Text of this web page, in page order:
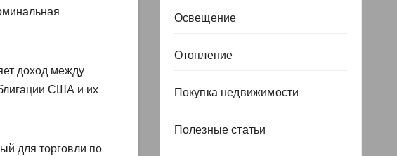
доход между
США и их
для торговли по
Освещение
Отопление
Покупка недвижимости
Полезные статьи